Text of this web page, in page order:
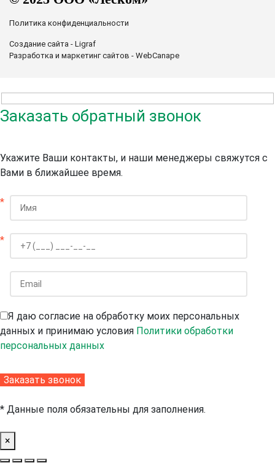
Политика конфиденциальности
Создание сайта - Ligraf
Разработка и маркетинг сайтов - WebCanape
Заказать обратный звонок
Укажите Ваши контакты, и наши менеджеры свяжутся с
Вами в ближайшее время.
*
*
Я даю согласие на обработку моих персональных
данных и принимаю условия Политики обработки
персональных данных
* Данные поля обязательны для заполнения.
×